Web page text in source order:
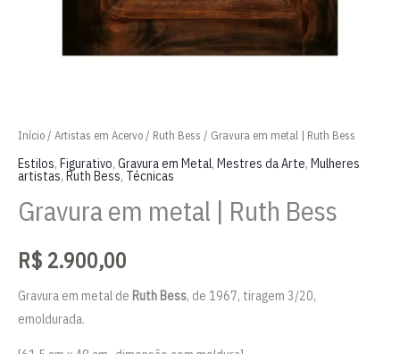
Início/ Artistas em Acervo/ Ruth Bess / Gravura em metal | Ruth Bess
Estilos, Figurativo, Gravura em Metal, Mestres da Arte, Mulheres
artistas, Ruth Bess, Técnicas
Gravura em metal | Ruth Bess
R$ 2.900,00
Gravura em metal de Ruth Bess, de 1967, tiragem 3/20,
emoldurada.